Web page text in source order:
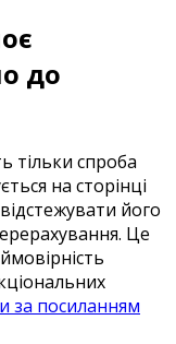
до
тільки спроба
на сторінці
відстежувати його
. Це
ймовірність
за посиланням